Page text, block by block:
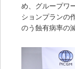
め、グループワ
ションプランの
のう蝕有病率の